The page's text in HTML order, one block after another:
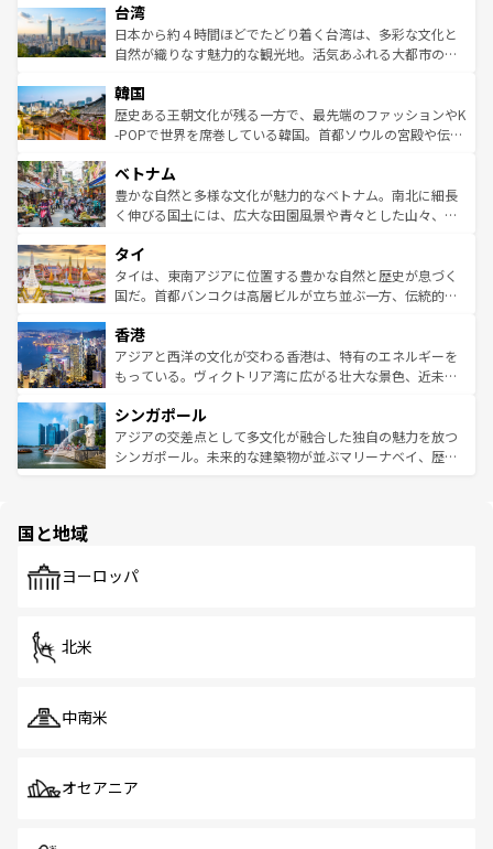
ならではの贅沢な旅のスタイルだ。 なお、新着のアメリカ
情報はコンテンツ一覧を参照してほしい。
れるおもてなしの心で訪れる人々を迎えてくれるハワイの
人々、おいしいローカルフードやハワイアンミュージッ
ク、伝統的なフラダンスなど、すべてがハワイの魅力を彩
ワイを、存分に味わってほしい。 なお、新着のハワイ情報
はコンテンツ一覧を参照してほしい。
リアリーフや大陸中央部にそびえるウルル（エアーズロッ
ク）、タスマニアの美しい原生林やケアンズの熱帯雨林な
ど、見どころがたくさん。また、カフェやワイン、オージ
いる。アクティビティも充実しており、サーフィンやダイ
ビング、ハイキングなど、アウトドア好きにはたまらな
い。オーストラリアの多彩な魅力を存分に味わいつくそ
参照してほしい。
台湾
日本から約４時間ほどでたどり着く台湾は、多彩な文化と
自然が織りなす魅力的な観光地。活気あふれる大都市の台
ン）、静ひつな山岳地帯である台湾東部など、都市の喧騒
と山間の静けさが共存しており、訪れる人に新しい発見と
驚きをもたらしてくれる。また、奥深い台湾の食文化も魅
容にもいいと評判のスイーツなど、バラエティ豊かな料理
が味わえる。 なお、新着の台湾情報は コンテンツ一覧を参
照してほしい。
韓国
歴史ある王朝文化が残る一方で、最先端のファッションやK
-POPで世界を席巻している韓国。首都ソウルの宮殿や伝統
き、地方に足を延ばせば四季折々の自然美を楽しむことが
できる。そして、キムチや焼肉、絶品のストリートフード
まで、さまざまな韓国料理が待っている。夜には、韓国な
リティに包まれながら、韓国の多彩な魅力を心ゆくまで味
わってみてほしい。 なお、新着の韓国情報はコンテンツ一
覧を参照してほしい。
ベトナム
豊かな自然と多様な文化が魅力的なベトナム。南北に細長
く伸びる国土には、広大な田園風景や青々とした山々、世
急速な発展と共に伝統が息づく。ハノイの古い町並みやホ
ーチミン市のフランス統治時代の建物も、独特の雰囲気を
醸し出している。また、バラエティの豊かさとおいしさで
とつ。フォーやバインミー、ベトナムコーヒーなどは、ぜ
ひ現地で味わいたい。どの地域を訪れてもあたたかい人々
が旅行者を迎えてくれるので、きっと忘れられない旅にな
参照してほしい。
タイ
タイは、東南アジアに位置する豊かな自然と歴史が息づく
国だ。首都バンコクは高層ビルが立ち並ぶ一方、伝統的な
の活気が交差している。北部ではチェンマイなどの山岳地
帯で自然と触れ合い、南部ではプーケットやクラビの美し
いビーチでリゾート気分を楽しむことができる。タイ料理
激する。気候は一年中温暖で、どの季節にも異なる楽しみ
が待っている。親しみやすいタイの人々、仏教を中心とし
た文化、そして多様な観光資源が、訪れる旅人を魅了し続
香港
アジアと西洋の文化が交わる香港は、特有のエネルギーを
もっている。ヴィクトリア湾に広がる壮大な景色、近未来
み、どこを訪れても感動するはず。観光スポットが密集し
ており、効率よく見どころを回れるのも魅力。息をのむよ
うな絶景から文化的な体験まで、香港を存分に楽しみ尽く
シンガポール
アジアの交差点として多文化が融合した独自の魅力を放つ
シンガポール。未来的な建築物が並ぶマリーナベイ、歴史
で、ホーカーズは地元の風情を楽しめる外せないスポット
国と地域
ヨーロッパ
北米
中南米
オセアニア